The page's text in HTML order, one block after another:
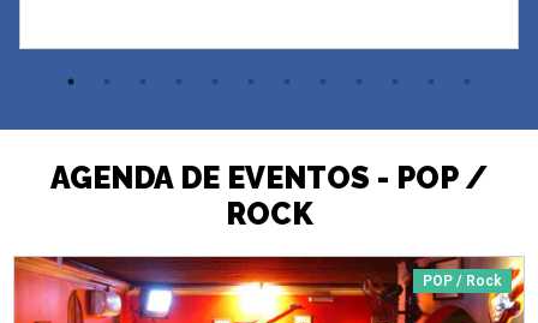
AGENDA DE EVENTOS - POP /
ROCK
POP / Rock